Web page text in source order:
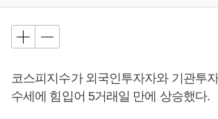
코스피지수가 외국인투자자와 기관투
수세에 힘입어 5거래일 만에 상승했다.